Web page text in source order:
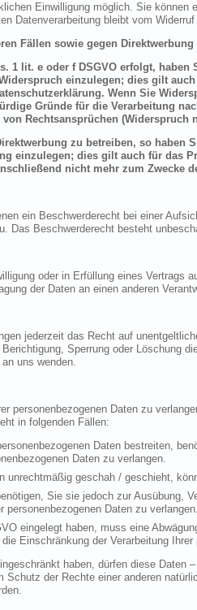
Einwilligung möglich. Sie
Datenverarbeitung bleibt vom Widerruf
Fällen sowie gegen Direktwerbung
1 lit. e oder f DSGVO erfolgt,
einzulegen; dies gilt
Wenn Sie
Gründe für die Verarbeitung
Rechtsansprüchen (Widerspruch
zu betreiben, so
einzulegen; dies gilt auch für
nicht mehr zum Zwecke
ein Beschwerderecht bei einer
Beschwerderecht besteht
oder in Erfüllung eines
der Daten an einen anderen
jederzeit das Recht auf
Sperrung oder Löschung
uns wenden.
personenbezogenen Daten zu
in folgenden Fällen:
Daten bestreiten,
Daten zu verlangen.
unrechtmäßig geschah / geschieht,
Sie sie jedoch zur
personenbezogenen Daten zu verlangen.
eingelegt haben, muss eine
Einschränkung der Verarbeitung
haben, dürfen diese
der Rechte einer anderen